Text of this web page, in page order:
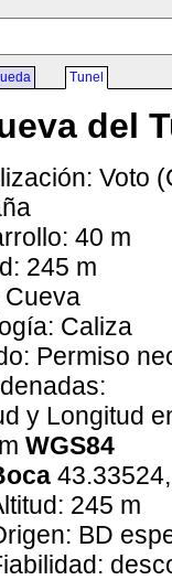
Tunel
del
Voto
40 m
245 m
Cueva
Caliza
Permiso
y Longitud
WGS84
245 m
BD